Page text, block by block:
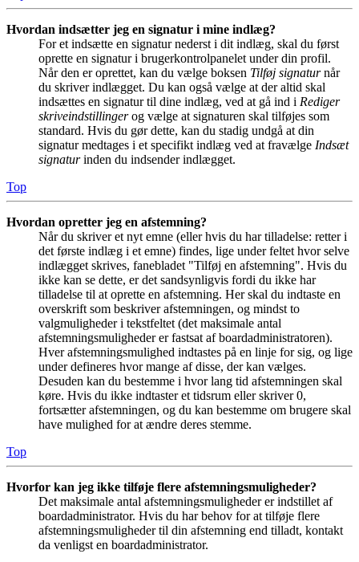
Hvordan indsætter jeg en signatur i mine indlæg?
For et indsætte en signatur nederst i dit indlæg, skal du først
oprette en signatur i brugerkontrolpanelet under din profil.
Når den er oprettet, kan du vælge boksen Tilføj signaturnår
du skriver indlægget. Du kan også vælge at der altid skal
indsættes en signatur til dine indlæg, ved at gå ind i Rediger
skriveindstillingerog vælge at signaturen skal tilføjes som
standard. Hvis du gør dette, kan du stadig undgå at din
signatur medtages i et specifikt indlæg ved at fravælge Indsæt
signaturinden du indsender indlægget.
Top
Hvordan opretter jeg en afstemning?
Når du skriver et nyt emne (eller hvis du har tilladelse: retter i
det første indlæg i et emne) findes, lige under feltet hvor selve
indlægget skrives, fanebladet "Tilføj en afstemning". Hvis du
ikke kan se dette, er det sandsynligvis fordi du ikke har
tilladelse til at oprette en afstemning. Her skal du indtaste en
overskrift som beskriver afstemningen, og mindst to
valgmuligheder i tekstfeltet (det maksimale antal
afstemningsmuligheder er fastsat af boardadministratoren).
Hver afstemningsmulighed indtastes på en linje for sig, og lige
under defineres hvor mange af disse, der kan vælges.
Desuden kan du bestemme i hvor lang tid afstemningen skal
køre. Hvis du ikke indtaster et tidsrum eller skriver 0,
fortsætter afstemningen, og du kan bestemme om brugere skal
have mulighed for at ændre deres stemme.
Top
Hvorfor kan jeg ikke tilføje flere afstemningsmuligheder?
Det maksimale antal afstemningsmuligheder er indstillet af
boardadministrator. Hvis du har behov for at tilføje flere
afstemningsmuligheder til din afstemning end tilladt, kontakt
da venligst en boardadministrator.